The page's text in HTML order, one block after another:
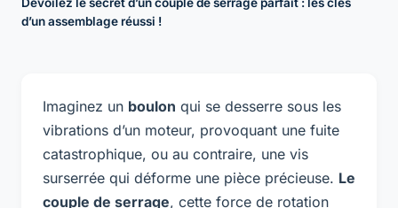
d’un assemblage réussi !
Imaginez un boulon qui se desserre sous les
vibrations d’un moteur, provoquant une fuite
catastrophique, ou au contraire, une vis
surserrée qui déforme une pièce précieuse. Le
couple de serrage, cette force de rotation